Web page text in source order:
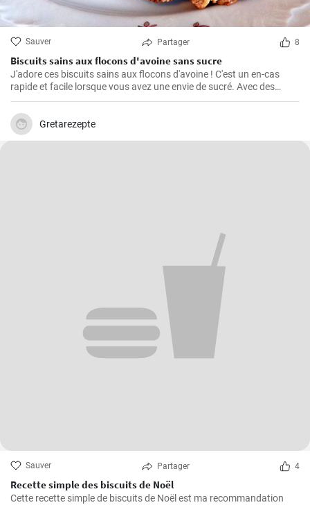
Sauver Partager 8
Biscuits sains aux flocons d'avoine sans sucre
J'adore ces biscuits sains aux flocons d'avoine ! C'est un en-cas
rapide et facile lorsque vous avez une envie de sucré. Avec des
ingrédients naturels et sans sucre, ils ont un goût merveilleux. Grâce
à mon expérience personnelle avec cette recette, j'ai trouvé quelques
conseils et astuces utiles pour les rendre parfaits.
Gretarezepte
Sauver Partager 4
Recette simple des biscuits de Noël
Cette recette simple de biscuits de Noël est ma recommandation